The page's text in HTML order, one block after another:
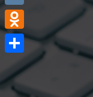
VK
Odnoklassniki
Отправить